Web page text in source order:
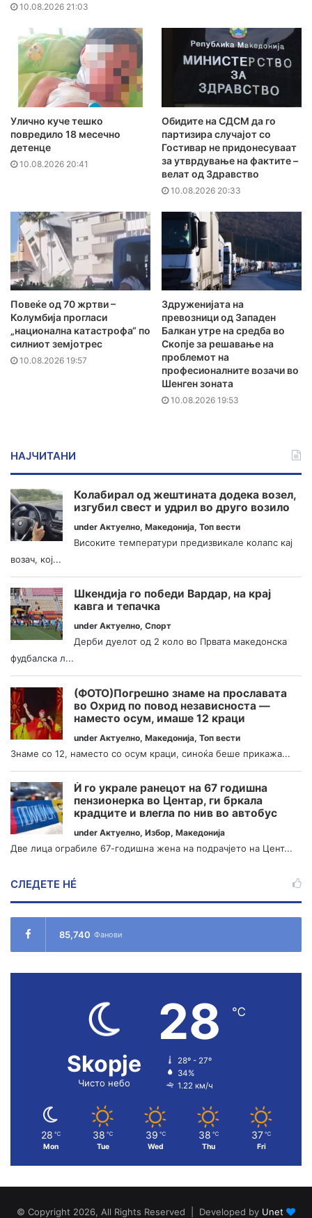
10.08.2026 21:03
Улично куче тешко
повредило 18 месечно
детенце
10.08.2026 20:41
Обидите на СДСМ да го
партизира случајот со
Гостивар не придонесуваат
за утврдување на фактите –
велат од Здравство
10.08.2026 20:33
Повеќе од 70 жртви –
Колумбија прогласи
„национална катастрофа“ по
силниот земјотрес
10.08.2026 19:57
Здруженијата на
превозници од Западен
Балкан утре на средба во
Скопје за решавање на
проблемот на
професионалните возачи во
Шенген зоната
10.08.2026 19:53
НАЈЧИТАНИ
Колабирал од жештината додека возел,
изгубил свест и удрил во друго возило
under Актуелно, Македонија, Топ вести
Високите температури предизвикале колапс кај
возач, кој...
Шкендија го победи Вардар, на крај
кавга и тепачка
under Актуелно, Спорт
Дерби дуелот од 2 коло во Првата македонска
фудбалска л...
(ФОТО)Погрешно знаме на прославата
во Охрид по повод независноста —
наместо осум, имаше 12 краци
under Актуелно, Македонија, Топ вести
Знаме со 12, наместо со осум краци, синоќа беше прикажа...
Ѝ го украле ранецот на 67 годишна
пензионерка во Центар, ги бркала
крадците и влегла по нив во автобус
under Актуелно, Избор, Македонија
Две лица ограбиле 67-годишна жена на подрачјето на Цент...
СЛЕДЕТЕ НÉ
85,740 Фанови
Skopje
Чисто небо
28 ℃
28º - 27º
34%
1.22 км/ч
28 ℃
Mon
38 ℃
Tue
39 ℃
Wed
38 ℃
Thu
37 ℃
Fri
© Copyright 2026, All Rights Reserved | Developed by Unet